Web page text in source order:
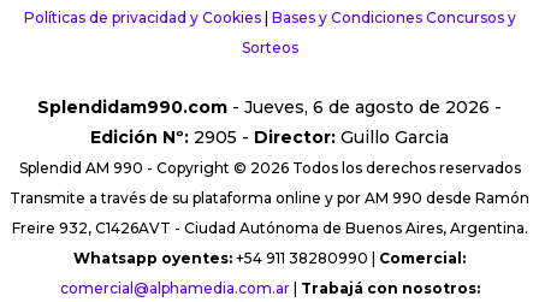
Políticas de privacidad y Cookies| Bases y Condiciones Concursos y
Sorteos
Splendidam990.com - Jueves, 6 de agosto de 2026 -
Edición Nº: 2905 - Director: Guillo Garcia
Splendid AM 990 - Copyright © 2026 Todos los derechos reservados
Transmite a través de su plataforma online y por AM 990 desde Ramón
Freire 932, C1426AVT - Ciudad Autónoma de Buenos Aires, Argentina.
Whatsapp oyentes: +54 911 38280990 | Comercial:
comercial@alphamedia.com.ar| Trabajá con nosotros: